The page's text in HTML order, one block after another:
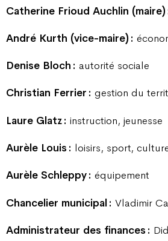
Catherine Frioud Auchlin (maire)
André Kurth (vice-maire) :
Denise Bloch : autorité sociale
Christian Ferrier : gestion du
Laure Glatz : instruction, jeunesse
Aurèle Louis : loisirs, sport,
Aurèle Schleppy : équipement
Chancelier municipal : Vladimir
Administrateur des finances :